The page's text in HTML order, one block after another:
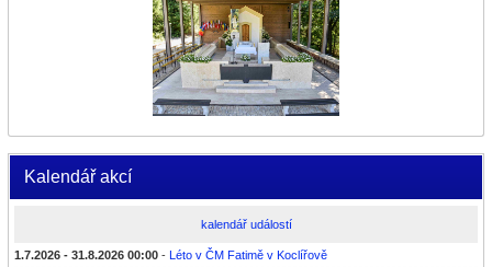
Kalendář akcí
kalendář událostí
1.7.2026 - 31.8.2026 00:00 -
Léto v ČM Fatimě v Koclířově